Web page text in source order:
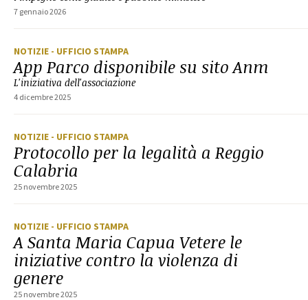
7 gennaio 2026
NOTIZIE - UFFICIO STAMPA
App Parco disponibile su sito Anm
L'iniziativa dell'associazione
4 dicembre 2025
NOTIZIE - UFFICIO STAMPA
Protocollo per la legalità a Reggio
Calabria
25 novembre 2025
NOTIZIE - UFFICIO STAMPA
A Santa Maria Capua Vetere le
iniziative contro la violenza di
genere
25 novembre 2025